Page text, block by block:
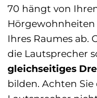
70 hängt von
Ihres Raumes ab.
die Lautsprecher
gleichseitiges
bilden. Achten Sie